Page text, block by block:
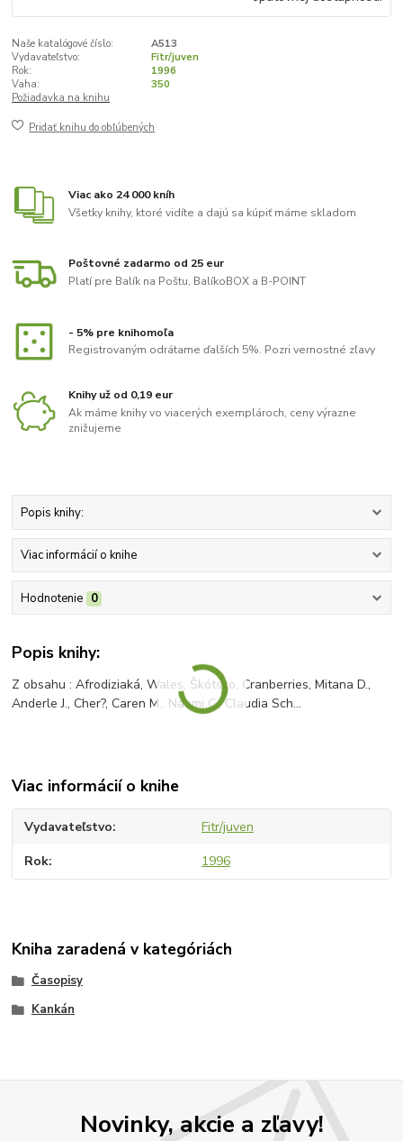
Naše katalógové číslo:
A513
Vydavateľstvo:
Fitr/juven
Rok:
1996
Vaha:
350
Požiadavka na knihu
Pridať knihu do obľúbených
Viac ako 24 000 kníh
Všetky knihy, ktoré vidíte a dajú sa kúpiť máme skladom
Poštovné zadarmo od 25 eur
Platí pre Balík na Poštu, BalíkoBOX a B-POINT
- 5% pre knihomoľa
Registrovaným odrátame ďalších 5%. Pozri vernostné zľavy
Knihy už od 0,19 eur
Ak máme knihy vo viacerých exemplároch, ceny výrazne
znižujeme
Popis knihy:
Viac informácií o knihe
Hodnotenie 0
Popis knihy:
Z obsahu : Afrodiziaká, Wales, Škótsko, Cranberries, Mitana D.,
Anderle J., Cher?, Caren M., Naomi C., Claudia Sch...
Viac informácií o knihe
Vydavateľstvo Fitr/juven
Rok 1996
Kniha zaradená v kategóriách
Časopisy
Kankán
Novinky, akcie a zľavy!